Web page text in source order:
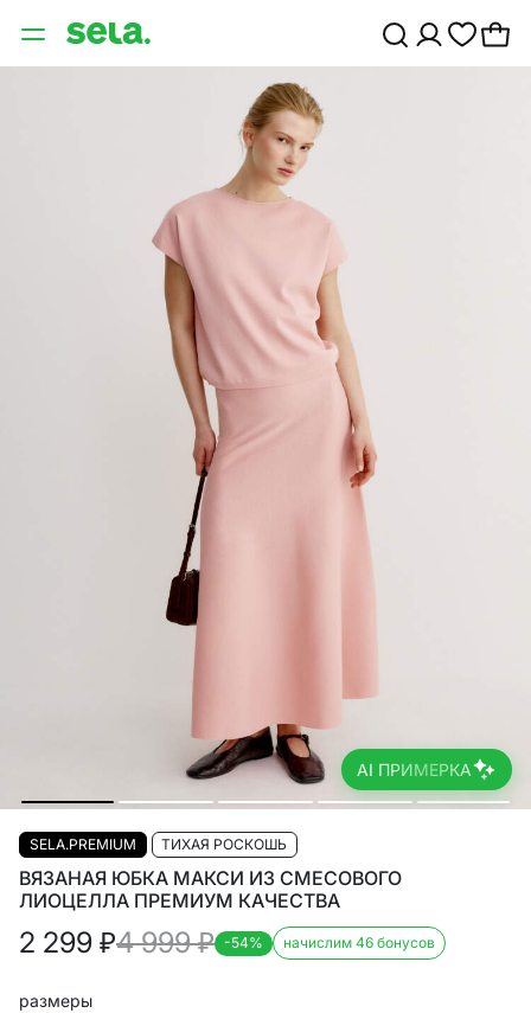
AI ПРИМЕРКА
SELA.PREMIUM ТИХАЯ РОСКОШЬ
ВЯЗАНАЯ ЮБКА МАКСИ ИЗ СМЕСОВОГО
ЛИОЦЕЛЛА ПРЕМИУМ КАЧЕСТВА
2 299 ₽4 999₽ -54% начислим 46 бонусов
размеры